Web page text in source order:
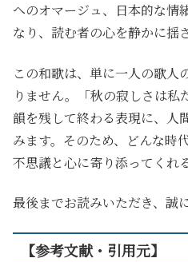
へのオマージュ、日本的な情
なり、読む者の心を静かに揺
この和歌は、単に一人の歌人
りません。「秋の寂しさは私
韻を残して終わる表現に、人
みます。そのため、どんな時
不思議と心に寄り添ってくれ
最後までお読みいただき、誠
【参考文献・引用元】